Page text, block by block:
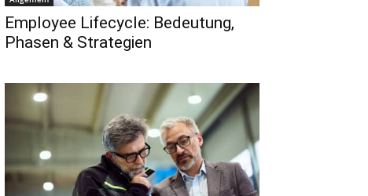
Employee Lifecycle: Bedeutung,
Phasen & Strategien